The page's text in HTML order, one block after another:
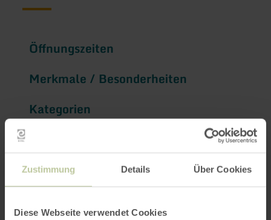
Zustimmung Details Über Cookies
Diese Webseite verwendet Cookies
Öffnungszeiten
Merkmale / Besonderheiten
Kategorien
Impressionen